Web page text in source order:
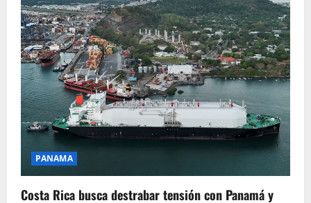
PANAMA
Costa Rica busca destrabar tensión con Panamá y